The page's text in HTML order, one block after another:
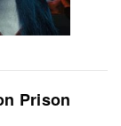
Prison